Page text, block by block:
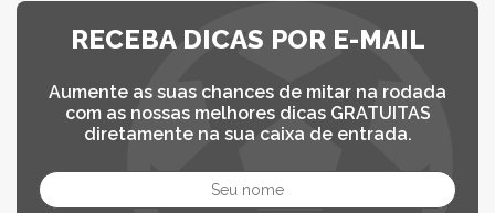
RECEBA DICAS POR E-MAIL
Aumente as suas chances de mitar na rodada
com as nossas melhores dicas GRATUITAS
diretamente na sua caixa de entrada.